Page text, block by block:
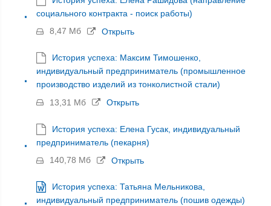
социального контракта - поиск работы)
8,47 Мб
Открыть
История успеха: Максим Тимошенко,
индивидуальный предприниматель (промышленное
производство изделий из тонколистной стали)
13,31 Мб
Открыть
История успеха: Елена Гусак, индивидуальный
предприниматель (пекарня)
140,78 Мб
Открыть
История успеха: Татьяна Мельникова,
индивидуальный предприниматель (пошив одежды)